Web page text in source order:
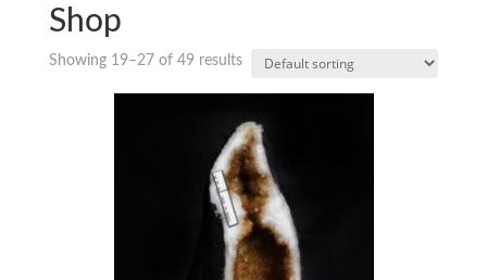
Shop
Showing 19–27 of 49 results